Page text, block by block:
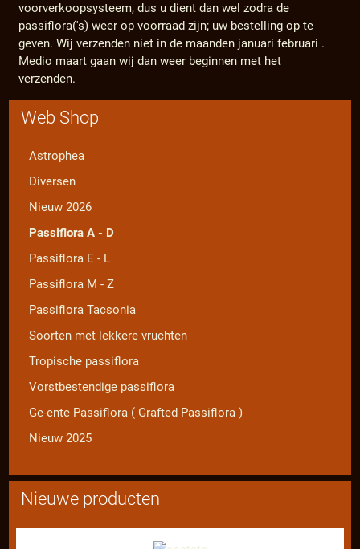
voorverkoopsysteem, dus u dient dan wel zodra de
passiflora('s) weer op voorraad zijn; uw bestelling op te
geven. Wij verzenden niet in de maanden januari februari .
Medio maart gaan wij dan weer beginnen met het
verzenden.
Web Shop
Astrophea
Diversen
Nieuw 2026
Passiflora A - D
Passiflora E - L
Passiflora M - Z
Passiflora Tacsonia
Soorten met lekkere vruchten
Tropische passiflora
Vorstbestendige passiflora
Ge-ente Passiflora ( Grafted Passiflora )
Nieuw 2025
Nieuwe producten